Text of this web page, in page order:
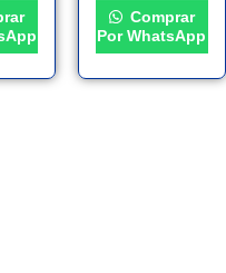
página
de
Comprar
Por WhatsApp